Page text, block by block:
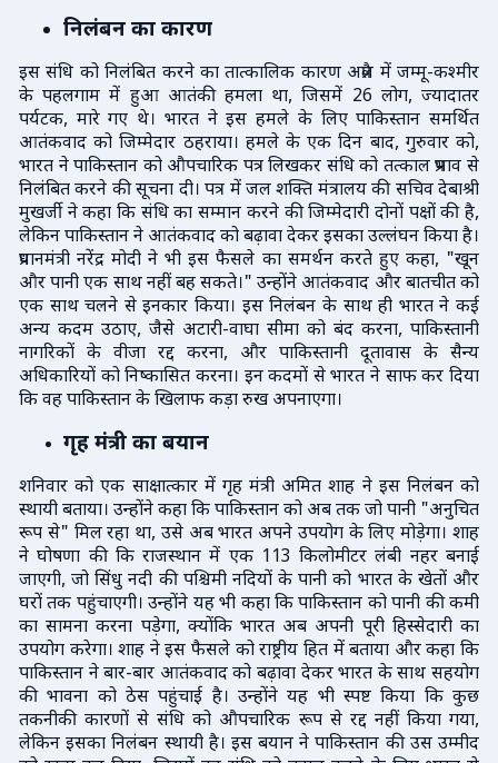
निलंबन का कारण
इस संधि को निलंबित करने का तात्कालिक कारण अप्रैल में जम्मू-कश्मीर
के पहलगाम में हुआ आतंकी हमला था, जिसमें 26 लोग, ज्यादातर
पर्यटक, मारे गए थे। भारत ने इस हमले के लिए पाकिस्तान समर्थित
आतंकवाद को जिम्मेदार ठहराया। हमले के एक दिन बाद, गुरुवार को,
भारत ने पाकिस्तान को औपचारिक पत्र लिखकर संधि को तत्काल प्रभाव से
निलंबित करने की सूचना दी। पत्र में जल शक्ति मंत्रालय की सचिव देबाश्री
मुखर्जी ने कहा कि संधि का सम्मान करने की जिम्मेदारी दोनों पक्षों की है,
लेकिन पाकिस्तान ने आतंकवाद को बढ़ावा देकर इसका उल्लंघन किया है।
प्रधानमंत्री नरेंद्र मोदी ने भी इस फैसले का समर्थन करते हुए कहा, "खून
और पानी एक साथ नहीं बह सकते।" उन्होंने आतंकवाद और बातचीत को
एक साथ चलने से इनकार किया। इस निलंबन के साथ ही भारत ने कई
अन्य कदम उठाए, जैसे अटारी-वाघा सीमा को बंद करना, पाकिस्तानी
नागरिकों के वीजा रद्द करना, और पाकिस्तानी दूतावास के सैन्य
अधिकारियों को निष्कासित करना। इन कदमों से भारत ने साफ कर दिया
कि वह पाकिस्तान के खिलाफ कड़ा रुख अपनाएगा।
गृह मंत्री का बयान
शनिवार को एक साक्षात्कार में गृह मंत्री अमित शाह ने इस निलंबन को
स्थायी बताया। उन्होंने कहा कि पाकिस्तान को अब तक जो पानी "अनुचित
रूप से" मिल रहा था, उसे अब भारत अपने उपयोग के लिए मोड़ेगा। शाह
ने घोषणा की कि राजस्थान में एक 113 किलोमीटर लंबी नहर बनाई
जाएगी, जो सिंधु नदी की पश्चिमी नदियों के पानी को भारत के खेतों और
घरों तक पहुंचाएगी। उन्होंने यह भी कहा कि पाकिस्तान को पानी की कमी
का सामना करना पड़ेगा, क्योंकि भारत अब अपनी पूरी हिस्सेदारी का
उपयोग करेगा। शाह ने इस फैसले को राष्ट्रीय हित में बताया और कहा कि
पाकिस्तान ने बार-बार आतंकवाद को बढ़ावा देकर भारत के साथ सहयोग
की भावना को ठेस पहुंचाई है। उन्होंने यह भी स्पष्ट किया कि कुछ
तकनीकी कारणों से संधि को औपचारिक रूप से रद्द नहीं किया गया,
लेकिन इसका निलंबन स्थायी है। इस बयान ने पाकिस्तान की उस उम्मीद